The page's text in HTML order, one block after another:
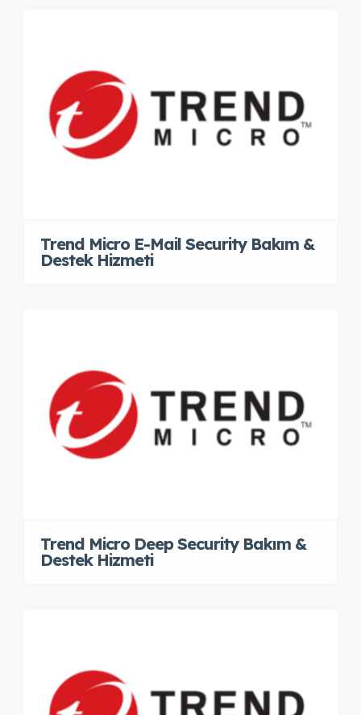
Trend Micro E-Mail Security Bakım &
Destek Hizmeti
Trend Micro Deep Security Bakım &
Destek Hizmeti